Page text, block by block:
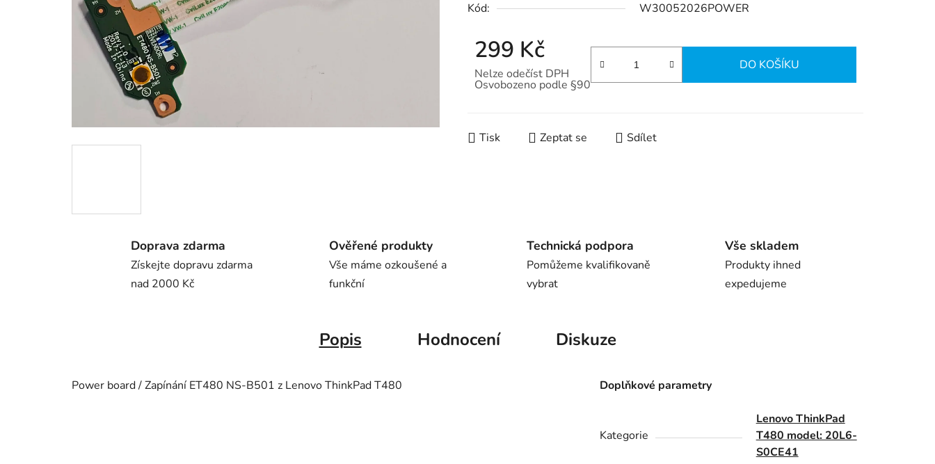
0,0
hvězdiček.
Kód:
W30052026POWER
299 Kč
Nelze odečíst DPH
Osvobozeno podle §90
DO KOŠÍKU
Tisk Zeptat se Sdílet
Doprava zdarma
Získejte dopravu zdarma
nad 2000 Kč
Ověřené produkty
Vše máme ozkoušené a
funkční
Technická podpora
Pomůžeme kvalifikovaně
vybrat
Vše skladem
Produkty ihned
expedujeme
Popis Hodnocení Diskuze
Power board / Zapínání ET480 NS-B501 z Lenovo ThinkPad T480 Doplňkové parametry
Kategorie
Lenovo ThinkPad
T480 model: 20L6-
S0CE41